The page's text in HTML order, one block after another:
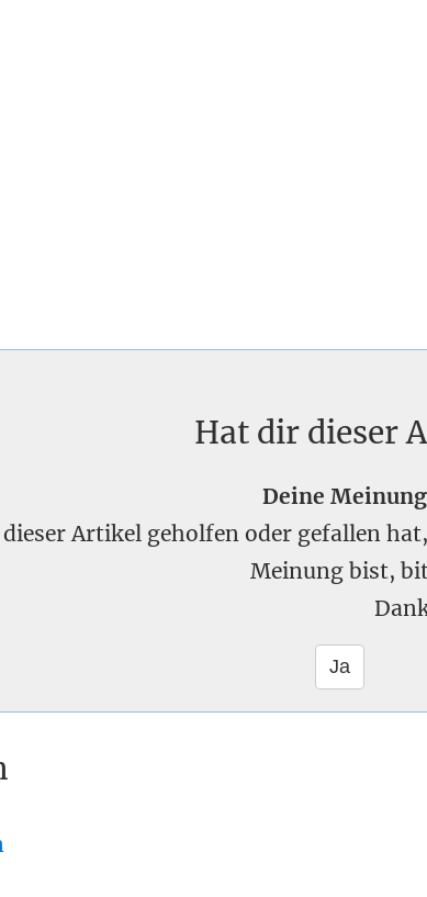
Hat dir dieser
Deine
Artikel geholfen oder gefallen
Meinung bist,